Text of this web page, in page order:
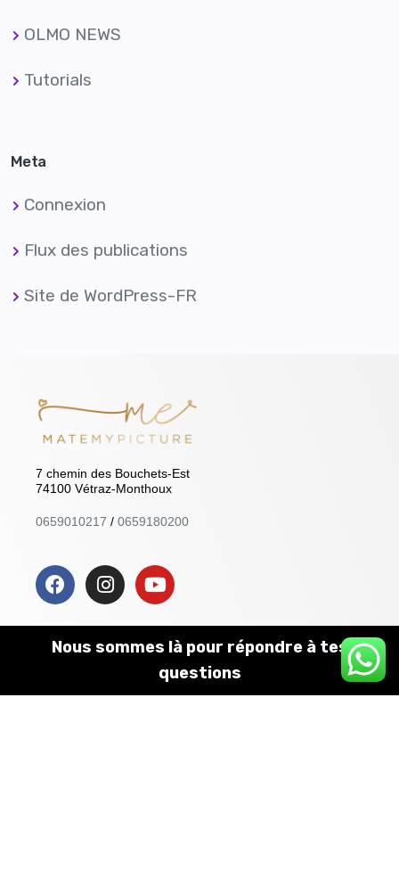
Nous sommes là pour répondre à tes
questions
✕
OLMO NEWS
Tutorials
Meta
Connexion
Flux des publications
Site de WordPress-FR
7 chemin des Bouchets-Est
74100 Vétraz-Monthoux
0659010217 / 0659180200
EXPLORER
Formations présentiel & visio